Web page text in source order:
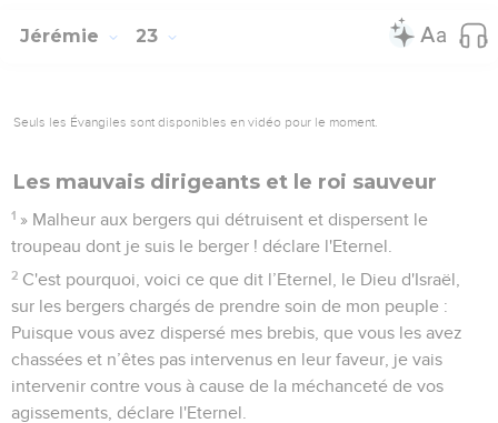
Jérémie 23
Seuls les Évangiles sont disponibles en vidéo pour le moment.
Les mauvais dirigeants et le roi sauveur
1 » Malheur aux bergers qui détruisent et dispersent le
troupeau dont je suis le berger ! déclare l'Eternel.
2 C'est pourquoi, voici ce que dit l’Eternel, le Dieu d'Israël,
sur les bergers chargés de prendre soin de mon peuple :
Puisque vous avez dispersé mes brebis, que vous les avez
chassées et n’êtes pas intervenus en leur faveur, je vais
intervenir contre vous à cause de la méchanceté de vos
agissements, déclare l'Eternel.